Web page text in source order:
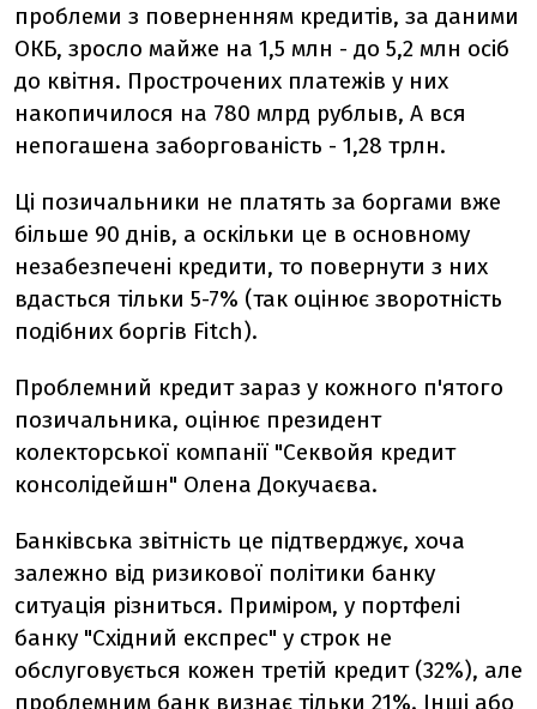
проблеми з поверненням кредитів, за даними
ОКБ, зросло майже на 1,5 млн - до 5,2 млн осіб
до квітня. Прострочених платежів у них
накопичилося на 780 млрд рублыв, А вся
непогашена заборгованість - 1,28 трлн.
Ці позичальники не платять за боргами вже
більше 90 днів, а оскільки це в основному
незабезпечені кредити, то повернути з них
вдасться тільки 5-7% (так оцінює зворотність
подібних боргів Fitch).
Проблемний кредит зараз у кожного п'ятого
позичальника, оцінює президент
колекторської компанії "Секвойя кредит
консолідейшн" Олена Докучаєва.
Банківська звітність це підтверджує, хоча
залежно від ризикової політики банку
ситуація різниться. Приміром, у портфелі
банку "Східний експрес" у строк не
обслуговується кожен третій кредит (32%), але
проблемним банк визнає тільки 21%. Інші або